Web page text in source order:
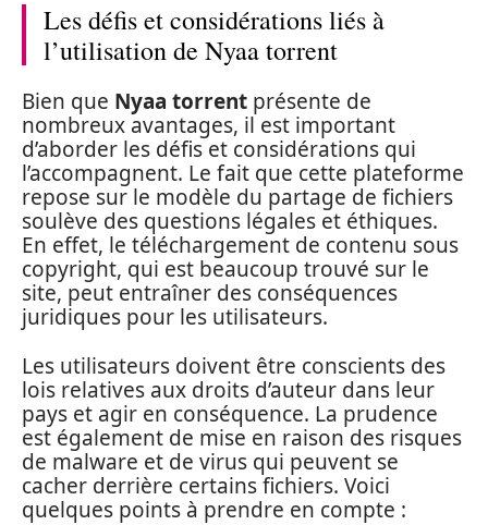
Les défis et considérations liés à
l’utilisation de Nyaa torrent
Bien que Nyaa torrent présente de
nombreux avantages, il est important
d’aborder les défis et considérations qui
l’accompagnent. Le fait que cette plateforme
repose sur le modèle du partage de fichiers
soulève des questions légales et éthiques.
En effet, le téléchargement de contenu sous
copyright, qui est beaucoup trouvé sur le
site, peut entraîner des conséquences
juridiques pour les utilisateurs.
Les utilisateurs doivent être conscients des
lois relatives aux droits d’auteur dans leur
pays et agir en conséquence. La prudence
est également de mise en raison des risques
de malware et de virus qui peuvent se
cacher derrière certains fichiers. Voici
quelques points à prendre en compte :